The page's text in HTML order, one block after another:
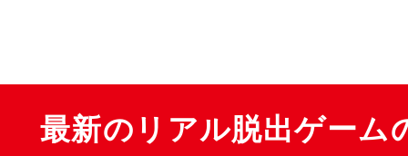
最新のリアル脱出ゲーム